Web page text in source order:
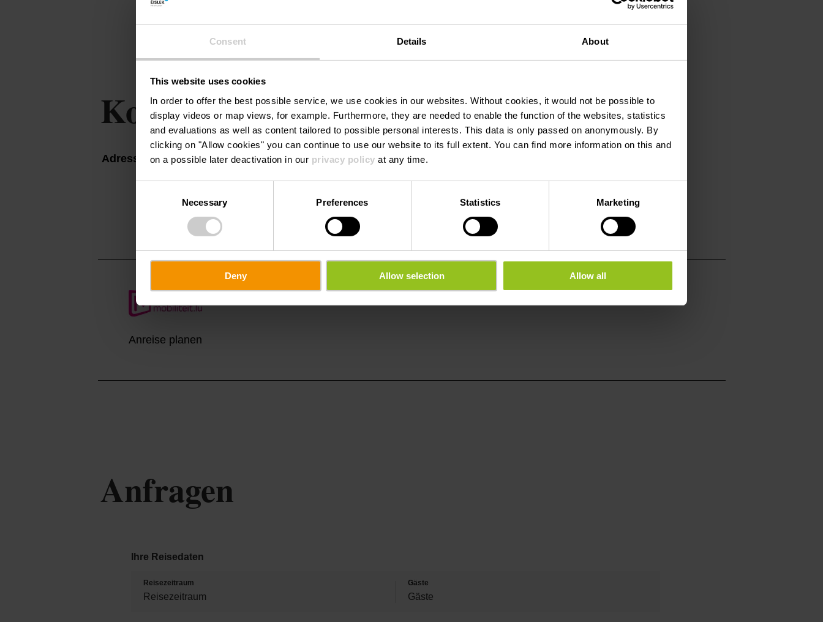
Consent Details About
This website uses cookies
In order to offer the best possible service, we use cookies in our websites. Without cookies, it would not be possible to
display videos or map views, for example. Furthermore, they are needed to enable the function of the websites, statistics
and evaluations as well as content tailored to possible personal interests. This data is only passed on anonymously. By
clicking on "Allow cookies" you can continue to use our website to its full extent. You can find more information on this and
on a possible later deactivation in our privacy policy at any time.
Necessary Preferences Statistics Marketing
Deny Allow selection Allow all
Kontakt
Adresse:
Hotel-Restaurant Victor Hugo
Auf Karte anzeigen
Tel.:
E-Mail:
info@hotelvictorhugo.lu
Webseite:
http://www.hotelvictorhugo.lu
Anreise planen
Anfragen
Ihre Reisedaten
Reisezeitraum Gäste